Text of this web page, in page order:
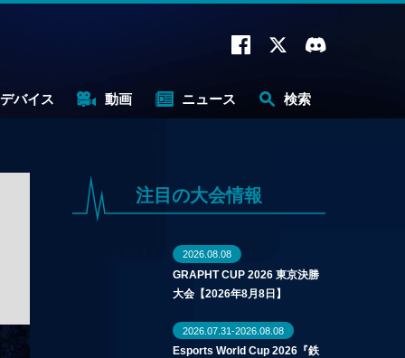
デバイス 動画 ニュース 検索
注目の大会情報
2026.08.08
GRAPHT CUP 2026 東京決勝
大会【2026年8月8日】
2026.07.31-2026.08.08
Esports World Cup 2026『鉄